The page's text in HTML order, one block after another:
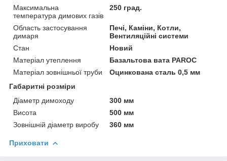
Максимальна
температура димових газів
250 град.
Область застосування
димаря
Печі, Каміни, Котли,
Вентиляційні системи
Стан
Новий
Матеріал утеплення
Базальтова вата PAROC
Матеріал зовнішньої труби
Оцинкована сталь 0,5 мм
Габаритні розміри
Діаметр димоходу
300 мм
Висота
500 мм
Зовнішній діаметр виробу
360 мм
Приховати